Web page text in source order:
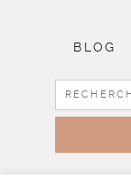
BLOG